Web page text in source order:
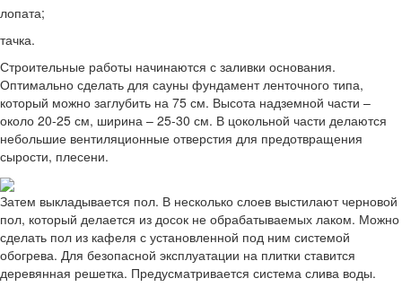
лопата;
тачка.
Строительные работы начинаются с заливки основания.
Оптимально сделать для сауны фундамент ленточного типа,
который можно заглубить на 75 см. Высота надземной части –
около 20-25 см, ширина – 25-30 см. В цокольной части делаются
небольшие вентиляционные отверстия для предотвращения
сырости, плесени.
Затем выкладывается пол. В несколько слоев выстилают черновой
пол, который делается из досок не обрабатываемых лаком. Можно
сделать пол из кафеля с установленной под ним системой
обогрева. Для безопасной эксплуатации на плитки ставится
деревянная решетка. Предусматривается система слива воды.